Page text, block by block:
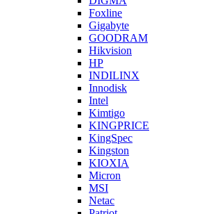
Foxline
Gigabyte
GOODRAM
Hikvision
HP
INDILINX
Innodisk
Intel
Kimtigo
KINGPRICE
KingSpec
Kingston
KIOXIA
Micron
MSI
Netac